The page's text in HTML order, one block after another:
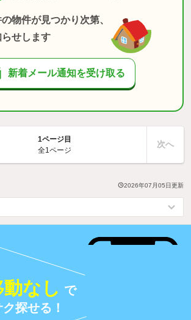
物件が見つかり次第、
せします
新着メール通知を受け取る
1ページ目
全1ページ
次へ
2026年07月05日更新
なし で
探せる！